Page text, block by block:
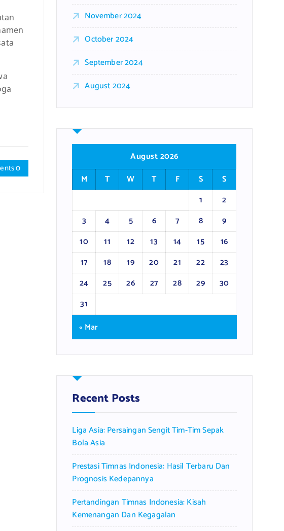
0
November 2024
October 2024
September 2024
August 2024
August 2026
M
T W T F S
S
1
2
3
4 5 6 7 8
9
10
11 12 13 14 15
16
17
18 19 20 21 22
23
24
25 26 27 28 29
30
31
« Mar
Recent Posts
Liga Asia: Persaingan Sengit Tim-Tim Sepak
Bola Asia
Prestasi Timnas Indonesia: Hasil Terbaru Dan
Prognosis Kedepannya
Pertandingan Timnas Indonesia: Kisah
Kemenangan Dan Kegagalan